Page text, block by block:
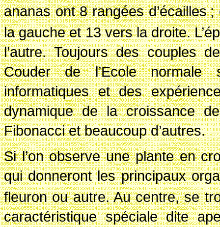
ananas ont 8 rangées d’écailles ;
la gauche et 13 vers la droite.
l’autre. Toujours des couples
Couder de l’Ecole normale
informatiques et des
dynamiquede la croissance
Fibonacci et beaucoup d’autres.
Si l’on observe une planteen
qui donneront les principaux
fleuron ou autre. Au centre, se
caractéristique spéciale dite